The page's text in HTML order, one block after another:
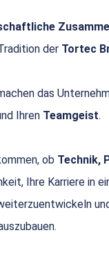
der Tortec
das
Ihren Teamgeist.
ob Technik,
Ihre Karriere in